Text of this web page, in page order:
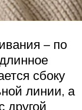
– по
сбоку
линии, а
другой